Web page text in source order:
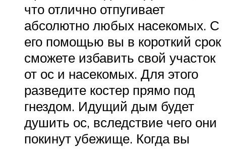
что отлично отпугивает
абсолютно любых насекомых. С
его помощью вы в короткий срок
сможете избавить свой участок
от ос и насекомых. Для этого
разведите костер прямо под
гнездом. Идущий дым будет
душить ос, вследствие чего они
покинут убежище. Когда вы